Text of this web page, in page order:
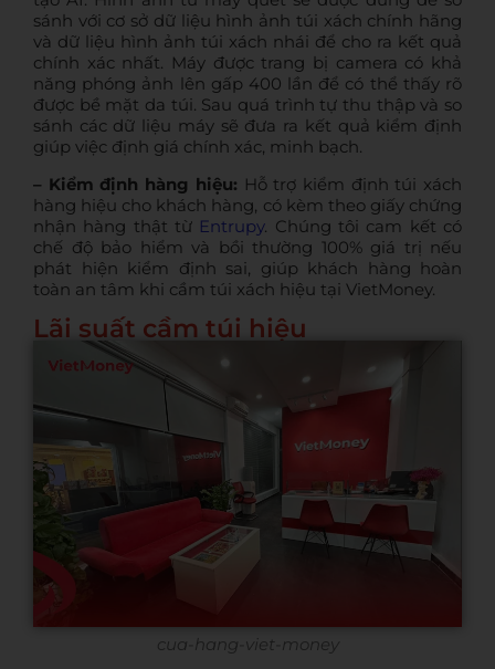
sánh với cơ sở dữ liệu hình ảnh túi xách chính hãng
và dữ liệu hình ảnh túi xách nhái để cho ra kết quả
chính xác nhất. Máy được trang bị camera có khả
năng phóng ảnh lên gấp 400 lần để có thể thấy rõ
được bề mặt da túi. Sau quá trình tự thu thập và so
sánh các dữ liệu máy sẽ đưa ra kết quả kiểm định
giúp việc định giá chính xác, minh bạch.
– Kiểm định hàng hiệu: Hỗ trợ kiểm định túi xách
hàng hiệu cho khách hàng, có kèm theo giấy chứng
nhận hàng thật từ Entrupy. Chúng tôi cam kết có
chế độ bảo hiểm và bồi thường 100% giá trị nếu
phát hiện kiểm định sai, giúp khách hàng hoàn
toàn an tâm khi cầm túi xách hiệu tại VietMoney.
Lãi suất cầm túi hiệu
cua-hang-viet-money